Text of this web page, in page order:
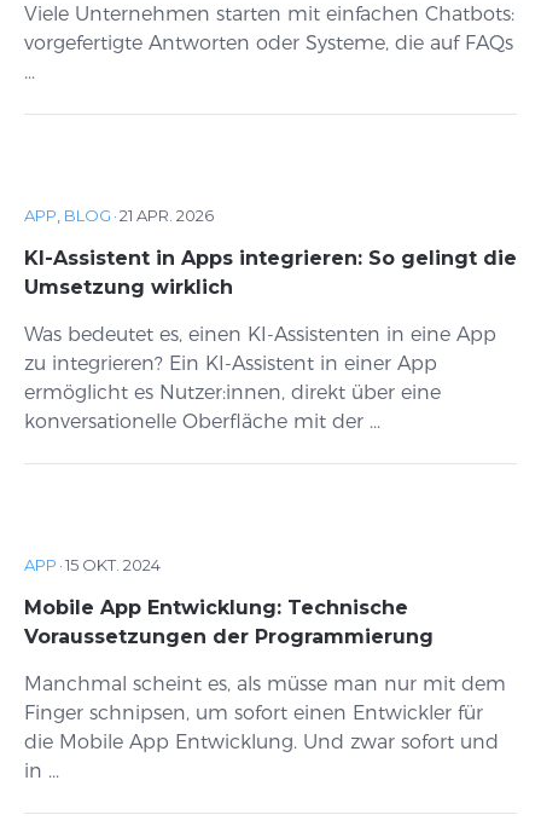
Viele Unternehmen starten mit einfachen Chatbots:
vorgefertigte Antworten oder Systeme, die auf FAQs
...
APP BLOG ·21 APR. 2026
KI-Assistent in Apps integrieren: So gelingt die
Umsetzung wirklich
Was bedeutet es, einen KI-Assistenten in eine App
zu integrieren? Ein KI-Assistent in einer App
ermöglicht es Nutzer:innen, direkt über eine
konversationelle Oberfläche mit der ...
APP ·15 OKT. 2024
Mobile App Entwicklung: Technische
Voraussetzungen der Programmierung
Manchmal scheint es, als müsse man nur mit dem
Finger schnipsen, um sofort einen Entwickler für
die Mobile App Entwicklung. Und zwar sofort und
in ...